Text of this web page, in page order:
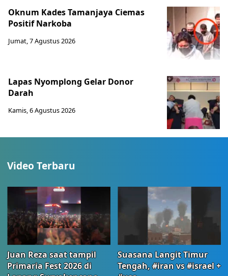
Oknum Kades Tamanjaya Ciemas
Positif Narkoba
Jumat, 7 Agustus 2026
Lapas Nyomplong Gelar Donor
Darah
Kamis, 6 Agustus 2026
Video Terbaru
Juan Reza saat tampil
Primaria Fest 2026 di
Suasana Langit Timur
Tengah, #iran vs #israel +